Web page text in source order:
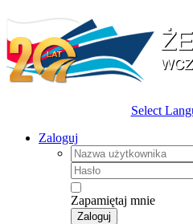
Select
Zaloguj
Zapamiętaj mnie
Zaloguj